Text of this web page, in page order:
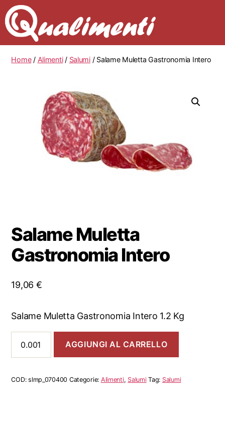
Home/ Alimenti/ Salumi/ Salame Muletta Gastronomia Intero
Salame Muletta
Gastronomia Intero
19,06 €
Salame Muletta Gastronomia Intero 1.2 Kg
Muletta
Gastronomia
quantità
AGGIUNGI AL CARRELLO
COD:slmp_070400 Categorie: Alimenti, Salumi Tag: Salumi